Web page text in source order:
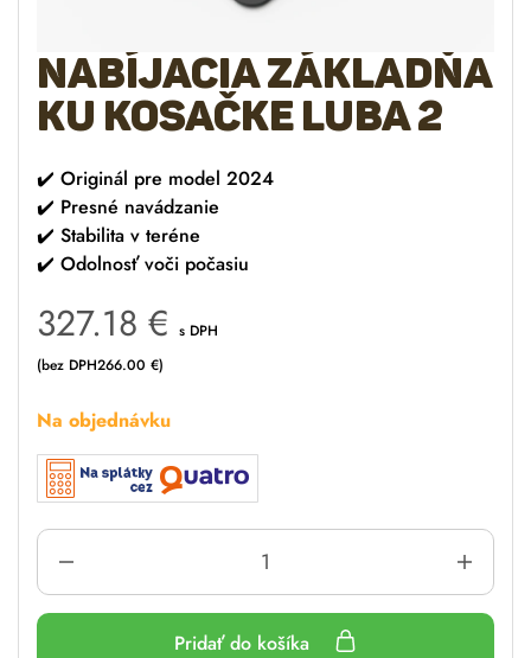
Nabíjacia základňa
ku kosačke LUBA 2
✔️ Originál pre model 2024
✔️ Presné navádzanie
✔️ Stabilita v teréne
✔️ Odolnosť voči počasiu
327.18 € s DPH
(bez DPH266.00 €)
Na objednávku
Pridať do košíka